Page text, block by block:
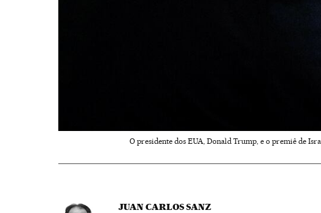
O presidente dos EUA, Donald Trump, e o premiê de
JUAN CARLOS SANZ